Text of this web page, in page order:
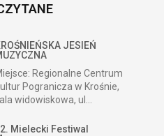
JESIEŃ
Regionalne Centrum
Pogranicza w Krośnie,
widowiskowa, ul...
Mielecki Festiwal